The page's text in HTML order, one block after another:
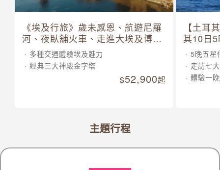
《埃及行旅》歲未感恩、航遊尼羅
河、夜臥舖火車、走進大埃及博物
館 10 日
多種交通體驗埃及魅力
經典三大神殿金字塔
52,900起
【土耳
其10日
5晚五星
走訪七
體驗一
主題行程